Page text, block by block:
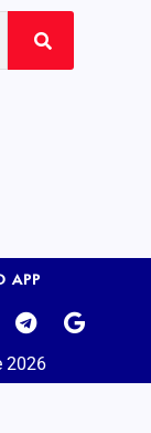
APP
2026